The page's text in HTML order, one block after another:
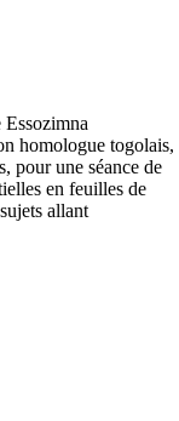
Essozimna
homologue togolais,
pour une séance de
en feuilles de
allant